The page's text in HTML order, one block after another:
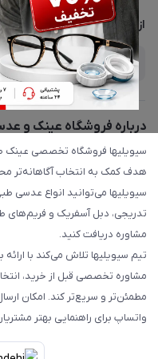
درباره ما
از جدید‌ترین تخفیف‌ها با‌
درباره فروشگاه عینک و
سیویلیها فروشگاه تخصصی عینک
هدف کمک به انتخاب آگاهانه‌تر
سیویلیها می‌توانید انواع عدسی
تدریجی، دبل آسفریک و فریم‌های
مشاوره دریافت کنید.
تیم سیویلیها تلاش می‌کند با
مشاوره تخصصی قبل از خرید،
مطمئن‌تر و سریع‌تر کند. امکان
واتساپ برای راهنمایی بهتر